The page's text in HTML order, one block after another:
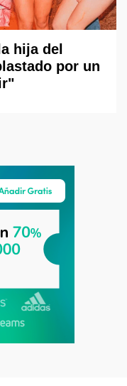
hija del
por un